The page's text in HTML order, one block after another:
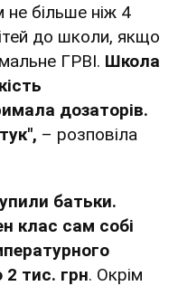
більше ніж 4
до школи, якщо
ГРВІ. Школа
дозаторів.
– розповіла
батьки.
клас сам собі
2 тис. грн. Окрім